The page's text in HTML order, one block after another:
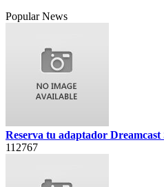
Popular News
Reserva tu adaptador Dreamcast
112767